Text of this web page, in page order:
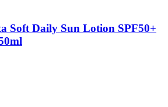
Soft Daily Sun Lotion SPF50+